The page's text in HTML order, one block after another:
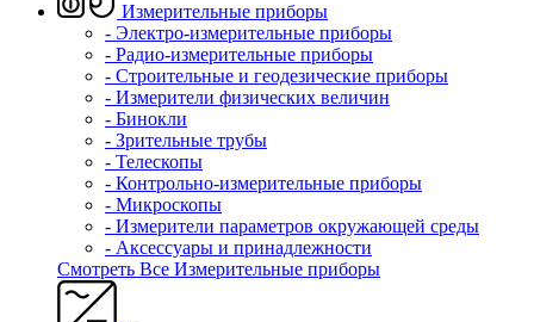
Измерительные приборы
- Электро-измерительные приборы
- Радио-измерительные приборы
- Строительные и геодезические приборы
- Измерители физических величин
- Бинокли
- Зрительные трубы
- Телескопы
- Контрольно-измерительные приборы
- Микроскопы
- Измерители параметров окружающей среды
- Аксессуары и принадлежности
Смотреть Все Измерительные приборы